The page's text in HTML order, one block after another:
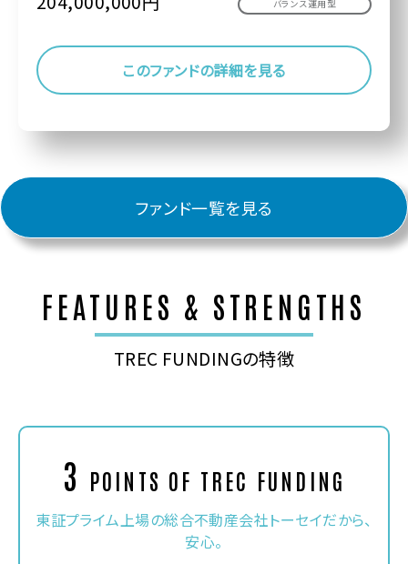
バランス運用型
このファンドの詳細を見る
ファンド一覧を見る
FEATURES & STRENGTHS
TREC FUNDINGの特徴
3 POINTS OF TREC FUNDING
東証プライム上場の総合不動産会社トーセイだから、
安心。